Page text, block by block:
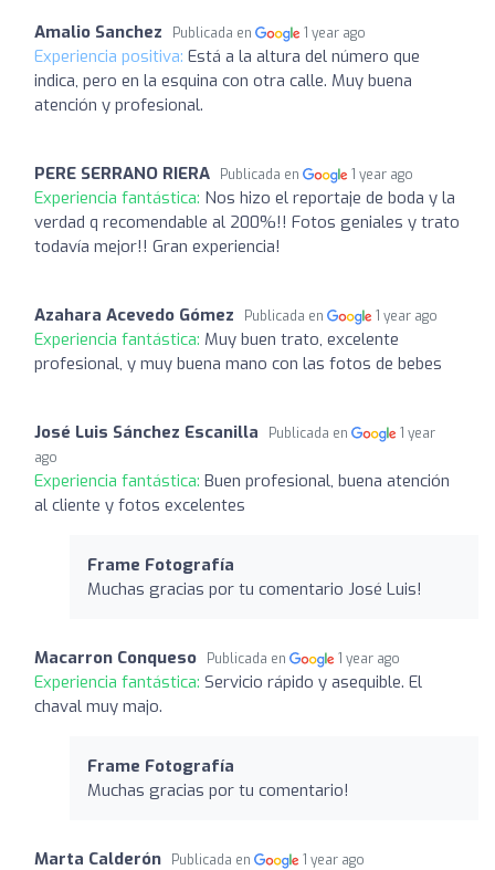
Amalio Sanchez Publicada en 1 year ago
Experiencia positiva: Está a la altura del número que
indica, pero en la esquina con otra calle. Muy buena
atención y profesional.
PERE SERRANO RIERA Publicada en 1 year ago
Experiencia fantástica: Nos hizo el reportaje de boda y la
verdad q recomendable al 200%!! Fotos geniales y trato
todavía mejor!! Gran experiencia!
Azahara Acevedo Gómez Publicada en 1 year ago
Experiencia fantástica: Muy buen trato, excelente
profesional, y muy buena mano con las fotos de bebes
José Luis Sánchez Escanilla Publicada en
1 year
ago
Experiencia fantástica: Buen profesional, buena atención
al cliente y fotos excelentes
Frame Fotografía
Muchas gracias por tu comentario José Luis!
Macarron Conqueso Publicada en 1 year ago
Experiencia fantástica: Servicio rápido y asequible. El
chaval muy majo.
Frame Fotografía
Muchas gracias por tu comentario!
Marta Calderón Publicada en 1 year ago